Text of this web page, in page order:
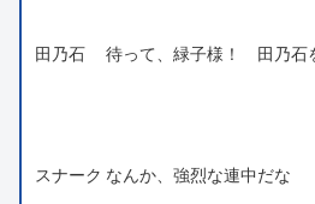
田乃石 待って、緑子様！ 田乃石
スナーク なんか、強烈な連中だな